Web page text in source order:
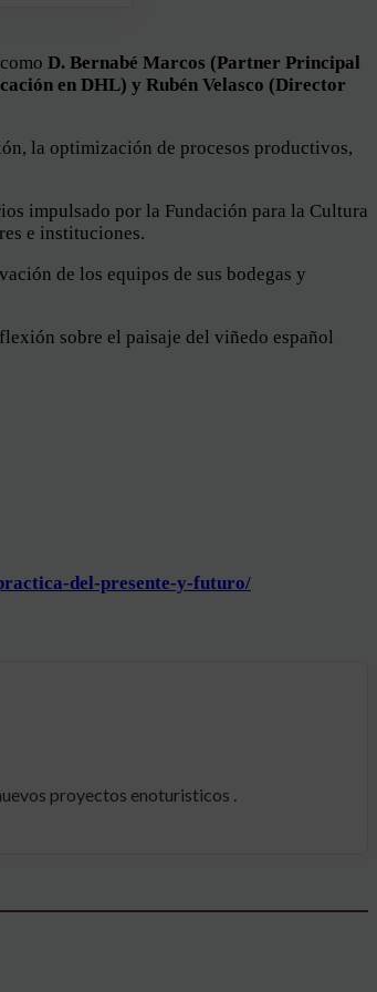
D. Bernabé Marcos (Partner Principal
en DHL) y Rubén Velasco (Director
la optimización de procesos productivos,
impulsado por la Fundación para la Cultura
e instituciones.
de los equipos de sus bodegas y
sobre el paisaje del viñedo español
del-presente-y-futuro/
proyectos enoturisticos .